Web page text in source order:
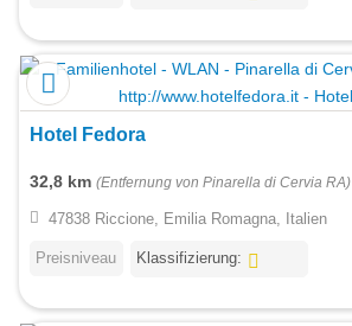
Hotel Fedora
32,8 km (Entfernung von Pinarella di Cervia RA)
47838 Riccione, Emilia Romagna, Italien
Preisniveau Klassifizierung: